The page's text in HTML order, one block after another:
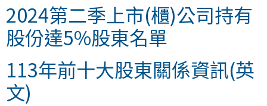
2024第二季上市(櫃)公司持有
股份達5%股東名單
113年前十大股東關係資訊(英
文)